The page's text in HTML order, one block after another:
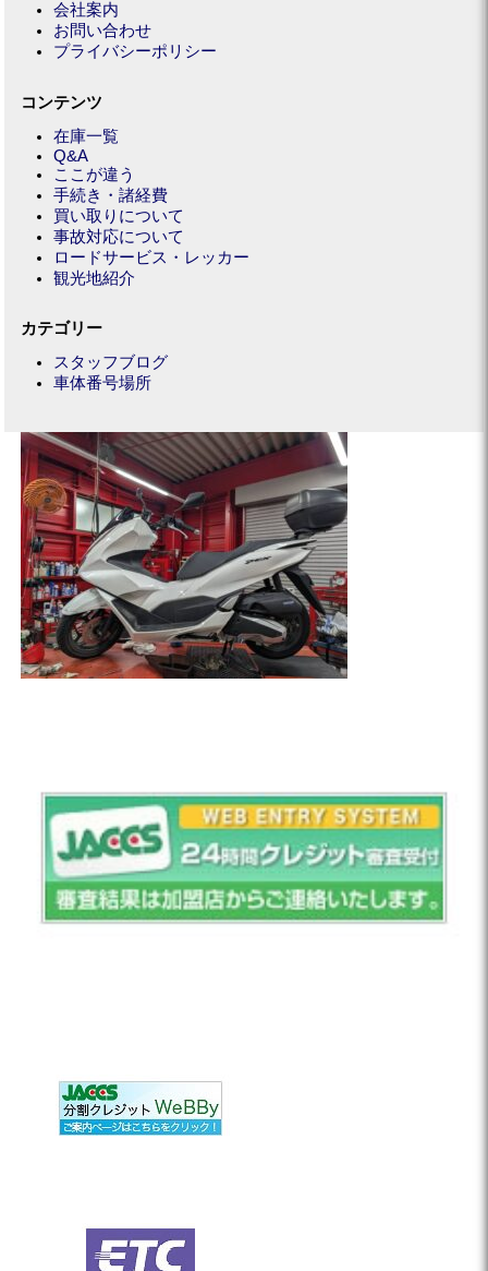
会社案内
お問い合わせ
プライバシーポリシー
コンテンツ
在庫一覧
Q&A
ここが違う
手続き・諸経費
買い取りについて
事故対応について
ロードサービス・レッカー
観光地紹介
カテゴリー
スタッフブログ
車体番号場所